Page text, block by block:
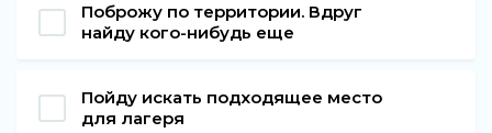
Поброжу по территории. Вдруг
найду кого-нибудь еще
Пойду искать подходящее место
для лагеря